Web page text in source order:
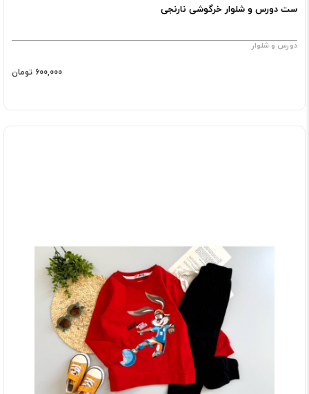
ست دورس و شلوار خرگوشی نارنجی
دورس و شلوار
600,000 تومان